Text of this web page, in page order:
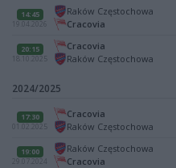
14:45
19.04.2026
Raków Częstochowa
Cracovia
20:15
18.10.2025
Cracovia
Raków Częstochowa
2024/2025
17:30
01.02.2025
Cracovia
Raków Częstochowa
19:00
29.07.2024
Raków Częstochowa
Cracovia